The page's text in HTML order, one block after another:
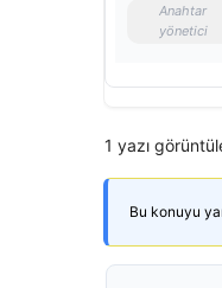
Anahtar
yönetici
1 yazı
Bu konuyu